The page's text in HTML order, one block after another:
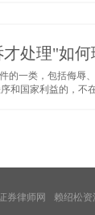
处理"如何
的一类，包括侮辱
和国家利益的，不
券律师网 赖绍松资